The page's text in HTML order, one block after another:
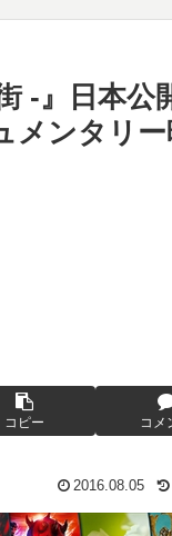
-』日本公
メンタリ
コピー コメ
2016.08.05